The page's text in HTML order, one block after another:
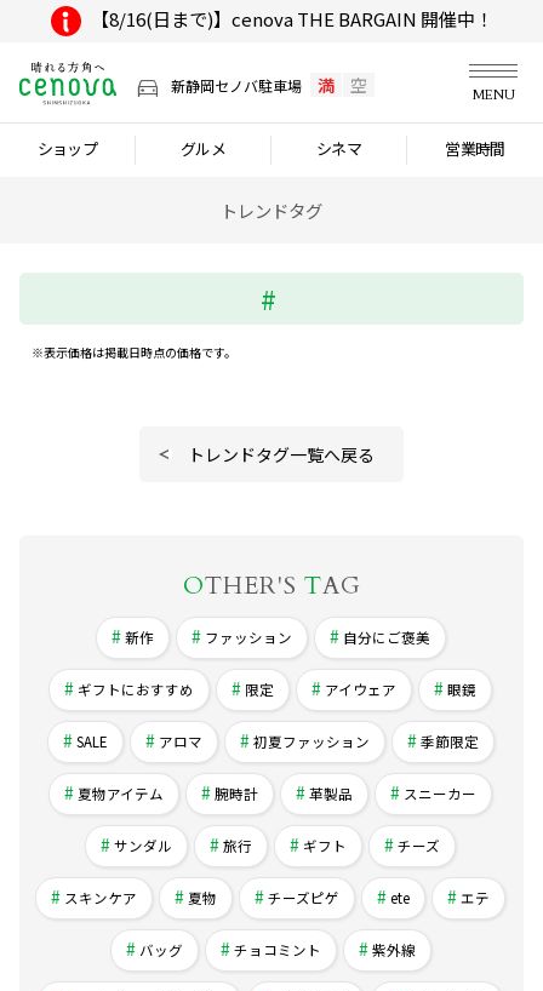
【8/16(日まで)】cenova THE BARGAIN 開催中！
新静岡セノバ駐車場 満 空 MENU
ショップ グルメ シネマ 営業時間
トレンドタグ
※表示価格は掲載日時点の価格です。
トレンドタグ一覧へ戻る
OTHER'S TAG
新作 ファッション 自分にご褒美
ギフトにおすすめ 限定 アイウェア 眼鏡
SALE アロマ 初夏ファッション 季節限定
夏物アイテム 腕時計 革製品 スニーカー
サンダル 旅行 ギフト チーズ
スキンケア 夏物 チーズピゲ ete エテ
バッグ チョコミント 紫外線